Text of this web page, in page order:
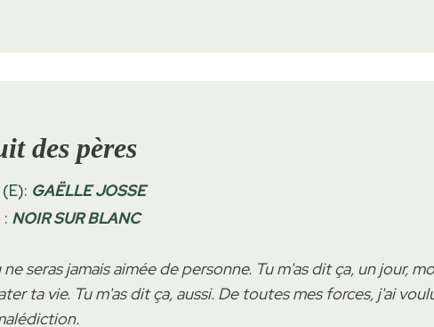
des pères
GAËLLE JOSSE
: NOIR SUR BLANC
ne seras jamais aimée de personne. Tu m'as dit ça, un jour,
ta vie. Tu m'as dit ça, aussi. De toutes mes forces, j'ai